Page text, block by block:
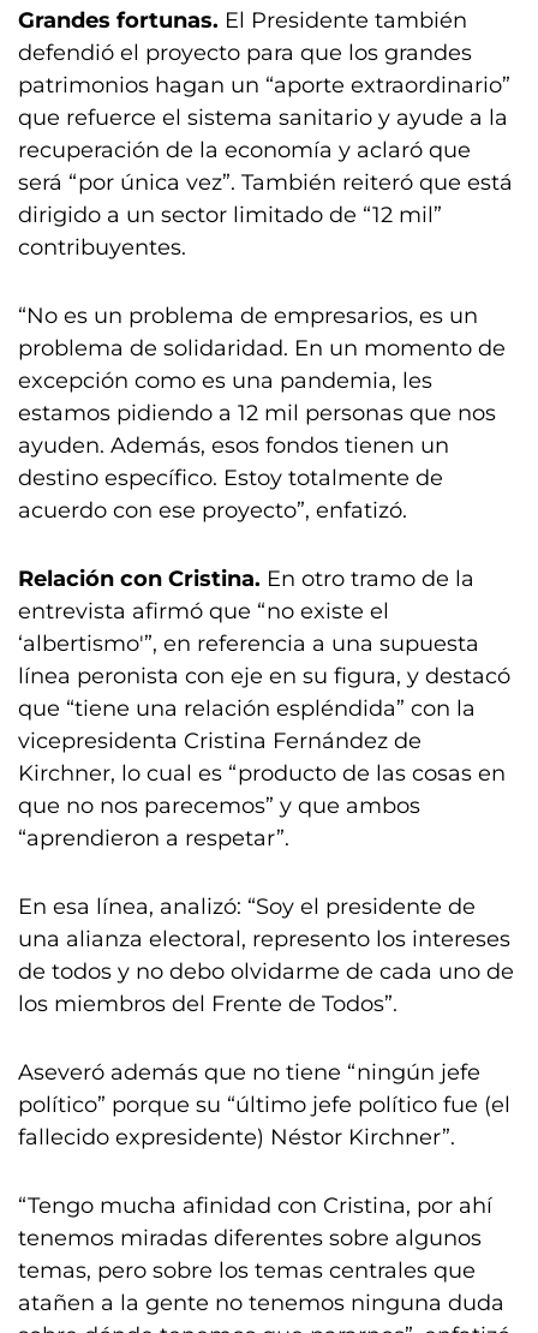
Grandes fortunas. El Presidente también
defendió el proyecto para que los grandes
patrimonios hagan un “aporte extraordinario”
que refuerce el sistema sanitario y ayude a la
recuperación de la economía y aclaró que
será “por única vez”. También reiteró que está
dirigido a un sector limitado de “12 mil”
contribuyentes.
“No es un problema de empresarios, es un
problema de solidaridad. En un momento de
excepción como es una pandemia, les
estamos pidiendo a 12 mil personas que nos
ayuden. Además, esos fondos tienen un
destino específico. Estoy totalmente de
acuerdo con ese proyecto”, enfatizó.
Relación con Cristina. En otro tramo de la
entrevista afirmó que “no existe el
‘albertismo'”, en referencia a una supuesta
línea peronista con eje en su figura, y destacó
que “tiene una relación espléndida” con la
vicepresidenta Cristina Fernández de
Kirchner, lo cual es “producto de las cosas en
que no nos parecemos” y que ambos
“aprendieron a respetar”.
En esa línea, analizó: “Soy el presidente de
una alianza electoral, represento los intereses
de todos y no debo olvidarme de cada uno de
los miembros del Frente de Todos”.
Aseveró además que no tiene “ningún jefe
político” porque su “último jefe político fue (el
fallecido expresidente) Néstor Kirchner”.
“Tengo mucha afinidad con Cristina, por ahí
tenemos miradas diferentes sobre algunos
temas, pero sobre los temas centrales que
atañen a la gente no tenemos ninguna duda